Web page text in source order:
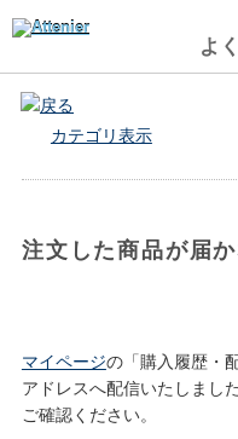
よ
戻る
カテゴリ表示
注文した商品が届
マイページの「購入履歴・
アドレスへ配信いたしまし
ご確認ください。